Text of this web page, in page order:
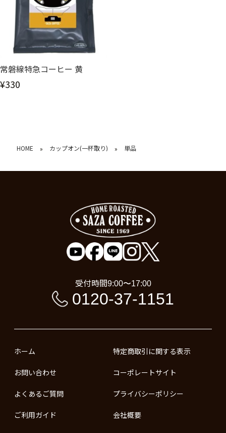
常磐線特急コーヒー 黄
¥330
HOME » カップオン(一杯取り) » 単品
受付時間9:00〜17:00
0120-37-1151
ホーム
お問い合わせ
よくあるご質問
ご利用ガイド
特定商取引に関する表示
コーポレートサイト
プライバシーポリシー
会社概要